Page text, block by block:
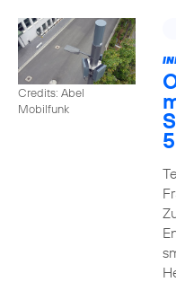
Credits: Abel
Mobilfunk